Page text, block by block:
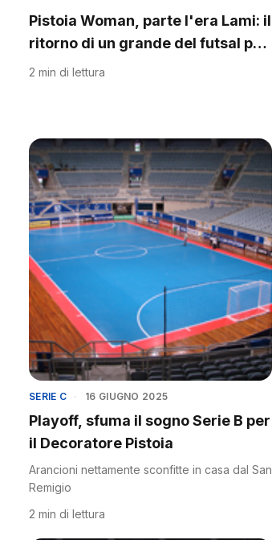
Pistoia Woman, parte l'era Lami: il
ritorno di un grande del futsal per
il debutto nei campionati nazionali
2 min di lettura
SERIE C · 16 GIUGNO 2025
Playoff, sfuma il sogno Serie B per
il Decoratore Pistoia
Arancioni nettamente sconfitte in casa dal San
Remigio
2 min di lettura